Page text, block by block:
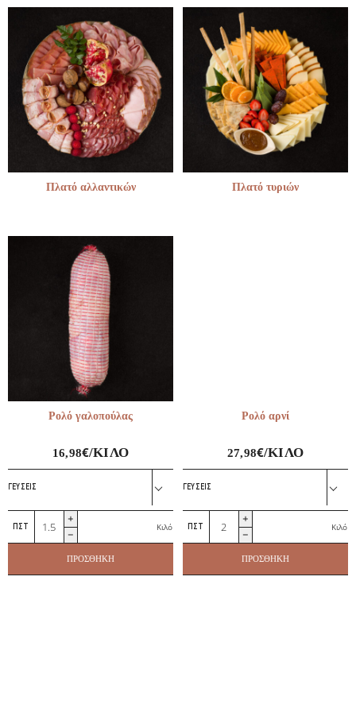
Πλατό αλλαντικών Πλατό τυριών
Ρολό γαλοπούλας
16,98€/ΚΙΛΌ
ΓΕΎΣΕΙΣ
Ρολό
γαλοπούλας
ποσότητα
Κιλό
ΠΡΟΣΘΉΚΗ
Ρολό αρνί
27,98€/ΚΙΛΌ
ΓΕΎΣΕΙΣ
Ρολό
ποσότητα
Κιλό
ΠΡΟΣΘΉΚΗ